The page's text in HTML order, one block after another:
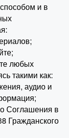
и в
любых
такими как:
аудио и
Соглашения в
Гражданского